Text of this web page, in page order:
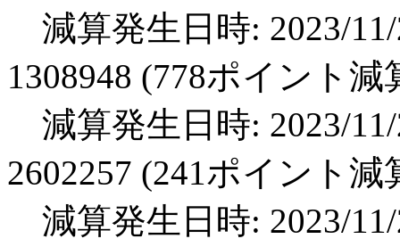
減算発生日時: 2023/
1308948 (778ポイント減
減算発生日時: 2023/
2602257 (241ポイント減
減算発生日時: 2023/